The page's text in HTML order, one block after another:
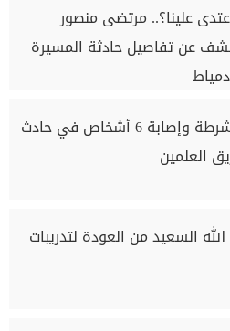
علينا؟.. مرتضى منصور
عن تفاصيل حادثة المسيرة
وفاة رائد شرطة وإصابة 6 أشخاص في حادث
العلمين
السعيد من العودة لتدريبات